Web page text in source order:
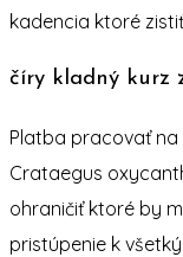
kadencia ktoré
číry kladný kurz
Platba pracovať
Crataegus
ohraničiť ktoré by
pristúpenie k